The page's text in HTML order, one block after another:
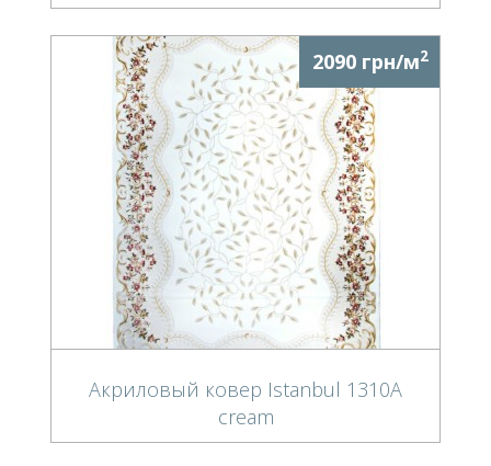
2090 грн/м2
Акриловый ковер Istanbul 1310A
cream